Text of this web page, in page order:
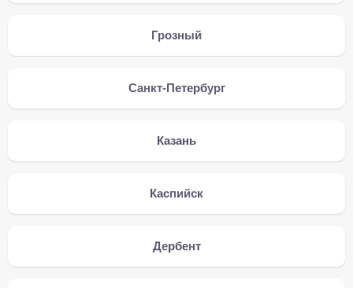
Грозный
Санкт-Петербург
Казань
Каспийск
Дербент